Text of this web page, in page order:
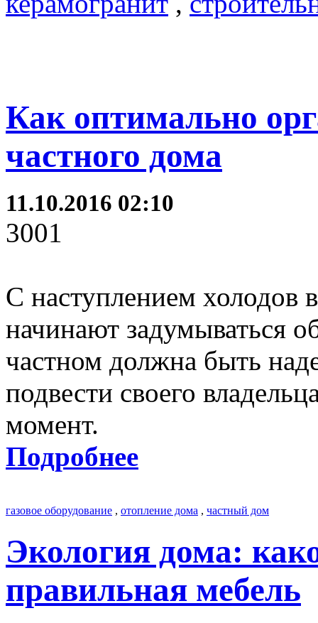
Как оптимально
частного дома
11.10.2016 02:10
3001
С наступлением холодов
начинают задумываться
частном должна быть
подвести своего
момент.
Подробнее
газовое оборудование , отопление дома , частный дом
Экология дома:
правильная мебель